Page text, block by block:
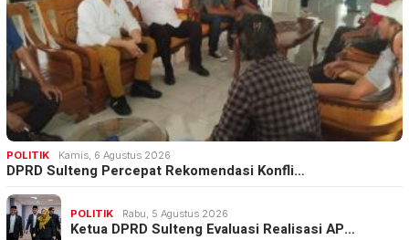
POLITIK Kamis, 6 Agustus 2026
DPRD Sulteng Percepat Rekomendasi Konfli…
POLITIK Rabu, 5 Agustus 2026
Ketua DPRD Sulteng Evaluasi Realisasi AP…